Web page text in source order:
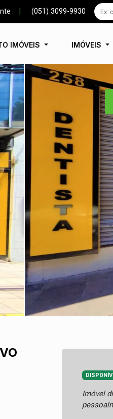
(051) 3099-9930
IMÓVEIS IMÓVEIS
Imóvel